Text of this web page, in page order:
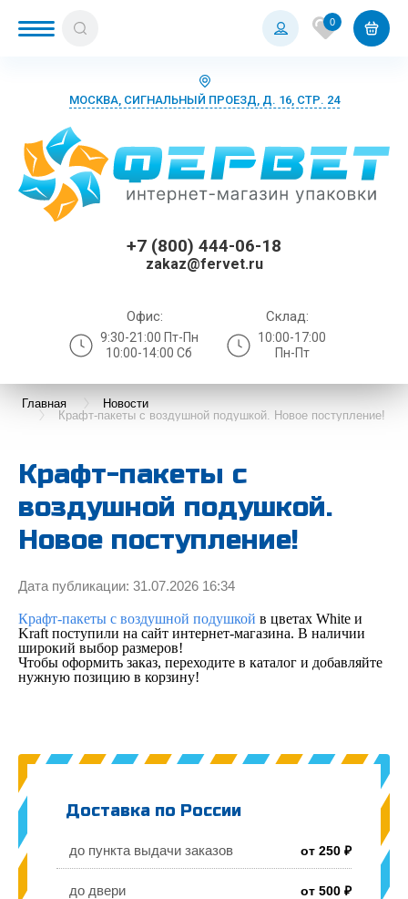
0
МОСКВА, СИГНАЛЬНЫЙ ПРОЕЗД, Д. 16, СТР. 24
+7 (800) 444-06-18
zakaz@fervet.ru
Офис:
9:30-21:00 Пт-Пн
10:00-14:00 Сб
Склад:
10:00-17:00
Пн-Пт
Главная
Новости
Крафт-пакеты с воздушной подушкой. Новое поступление!
Крафт-пакеты с
воздушной подушкой.
Новое поступление!
Дата публикации: 31.07.2026 16:34
Крафт-пакеты с воздушной подушкой в цветах White и
Kraft поступили на сайт интернет-магазина. В наличии
широкий выбор размеров!
Чтобы оформить заказ, переходите в каталог и добавляйте
нужную позицию в корзину!
Доставка по России
до пункта выдачи заказов от 250 ₽
до двери от 500 ₽